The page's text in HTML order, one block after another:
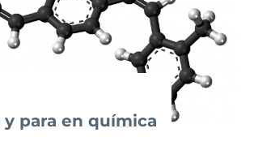
para en química